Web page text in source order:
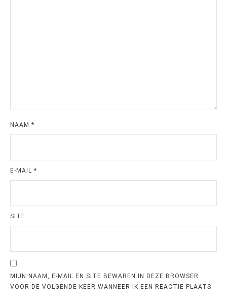
NAAM *
E-MAIL *
SITE
MIJN NAAM, E-MAIL EN SITE BEWAREN IN DEZE BROWSER
VOOR DE VOLGENDE KEER WANNEER IK EEN REACTIE PLAATS.